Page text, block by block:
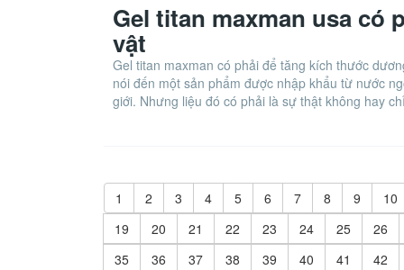
Gel titan maxman usa
vật
Gel titan maxman có phải để tăng kích thước
nói đến một sản phẩm được nhập khẩu từ nước
giới. Nhưng liệu đó có phải là sự thật không hay
1 2 3 4 5 6 7 8 9
10
19
20 21 22 23 24 25
26
35
36 37 38 39 40 41 42